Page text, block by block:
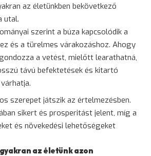
az életünkben bekövetkező
utal.
szerint a búza kapcsolódik a
és a türelmes várakozáshoz. Ahogy
a vetést, mielőtt learathatná,
távú befektetések és kitartó
szerepet játszik az értelmezésben.
sikert és prosperitást jelent, míg a
és növekedési lehetőségeket
az életünk azon